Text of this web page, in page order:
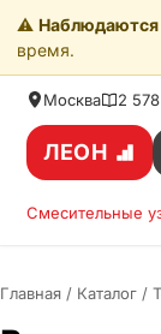
⚠️ Наблюдаются
время.
Москва 2
ЛЕОН
Смесительные
Главная / Каталог /